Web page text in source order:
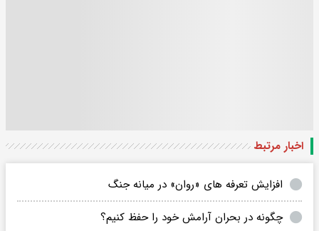
اخبار مرتبط
افزایش تعرفه های «روان» در میانه جنگ
چگونه در بحران آرامش خود را حفظ کنیم؟